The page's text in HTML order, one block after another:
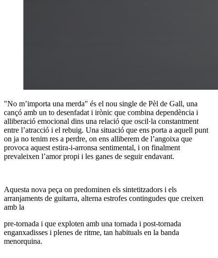
"No m’importa una merda" és el nou single de Pèl de Gall, una
cançó amb un to desenfadat i irònic que combina dependència i
alliberació emocional dins una relació que oscil·la constantment
entre l’atracció i el rebuig. Una situació que ens porta a aquell punt
on ja no tenim res a perdre, on ens alliberem de l’angoixa que
provoca aquest estira-i-arronsa sentimental, i on finalment
prevaleixen l’amor propi i les ganes de seguir endavant.
Aquesta nova peça on predominen els sintetitzadors i els
arranjaments de guitarra, alterna estrofes contingudes que creixen
amb la
pre-tornada i que exploten amb una tornada i post-tornada
enganxadisses i plenes de ritme, tan habituals en la banda
menorquina.